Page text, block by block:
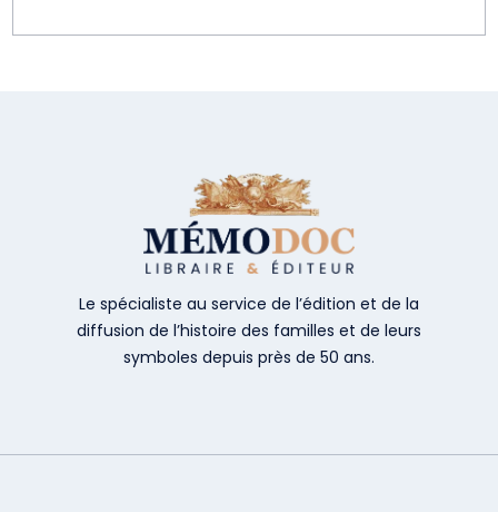
Le spécialiste au service de l’édition et de la
diffusion de l’histoire des familles et de leurs
symboles depuis près de 50 ans.